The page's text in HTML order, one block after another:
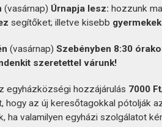
(vasárnap) Úrnapja lesz: hozzunk
segítőket; illetve kisebb
(vasárnap) Szebényben 8:30
szeretettel várunk!
egyházközségi hozzájárulás 7000
hogy az új keresőtagokkal pótolják
ha valamilyen egyházi szolgálatot